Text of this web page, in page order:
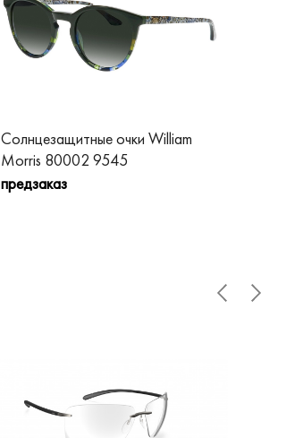
Солнцезащитные очки William
Morris 80002 9545
предзаказ